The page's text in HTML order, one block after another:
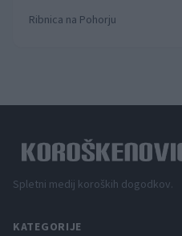
Ribnica na Pohorju
Spletni medij koroških dogodkov.
KATEGORIJE